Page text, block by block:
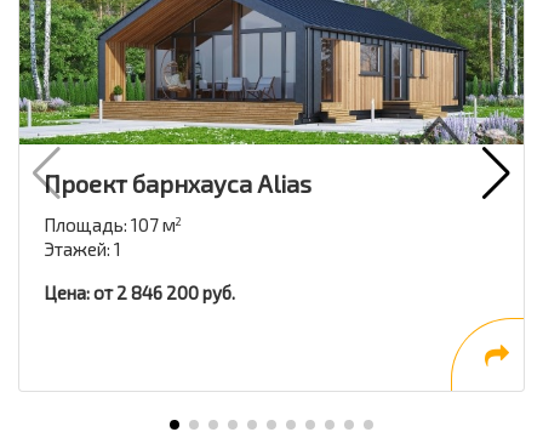
Проект барнхауса Alias
Площадь: 107 м2
Этажей: 1
Цена: от 2 846 200 руб.